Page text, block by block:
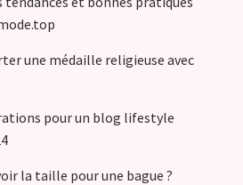
une médaille religieuse avec
pour un blog lifestyle
la taille pour une bague ?